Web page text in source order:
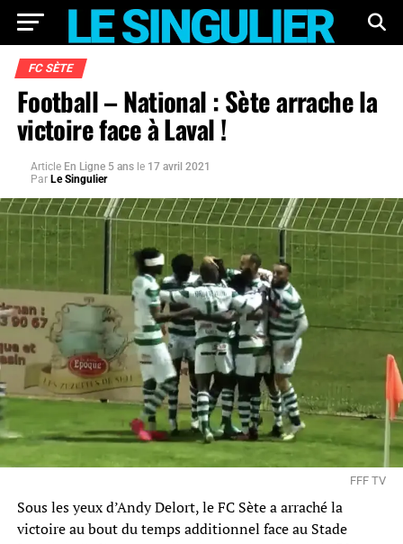
FC SÈTE
Football – National : Sète arrache la
victoire face à Laval !
Article En Ligne 5 ans le 17 avril 2021
Par Le Singulier
FFF TV
Sous les yeux d’Andy Delort, le FC Sète a arraché la
victoire au bout du temps additionnel face au Stade